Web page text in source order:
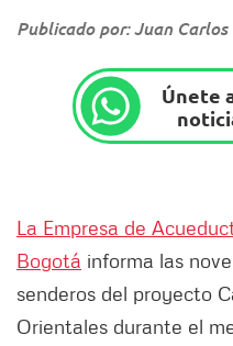
Publicado por: Juan Carlos
Únete
La Empresa de
Bogotá informa las
senderos del proyecto
Orientales durante el